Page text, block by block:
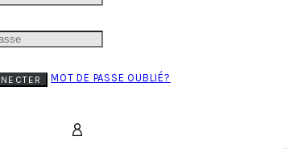
MOT DE PASSE OUBLIÉ?